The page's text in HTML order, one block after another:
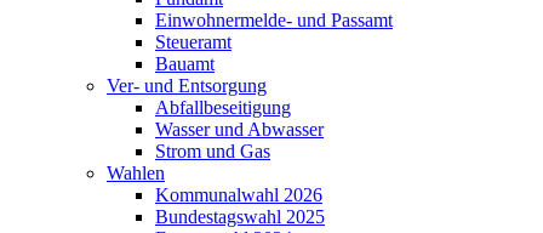
Einwohnermelde- und Passamt
Steueramt
Bauamt
Ver- und Entsorgung
Abfallbeseitigung
Wasser und Abwasser
Strom und Gas
Wahlen
Kommunalwahl 2026
Bundestagswahl 2025